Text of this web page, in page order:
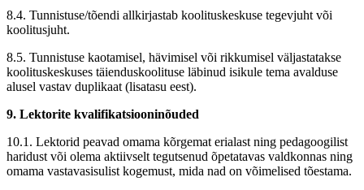
8.4. Tunnistuse/tõendi allkirjastab koolituskeskuse tegevjuht või
koolitusjuht.
8.5. Tunnistuse kaotamisel, hävimisel või rikkumisel väljastatakse
koolituskeskuses täienduskoolituse läbinud isikule tema avalduse
alusel vastav duplikaat (lisatasu eest).
9. Lektorite kvalifikatsiooninõuded
10.1. Lektorid peavad omama kõrgemat erialast ning pedagoogilist
haridust või olema aktiivselt tegutsenud õpetatavas valdkonnas ning
omama vastavasisulist kogemust, mida nad on võimelised tõestama.